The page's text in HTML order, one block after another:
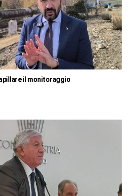
il monitoraggio